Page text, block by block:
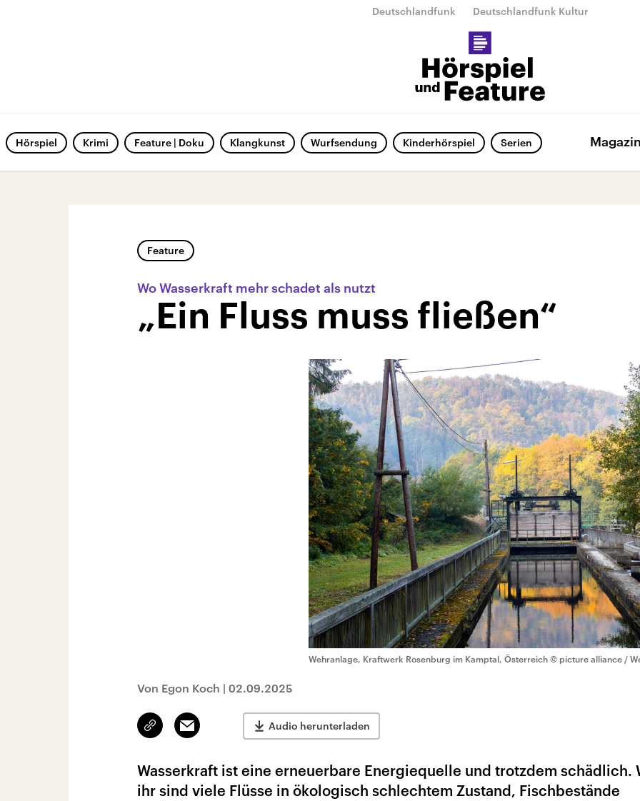
Deutschlandfunk Deutschlandfunk Kultur
Hörspiel Krimi Feature | Doku Klangkunst Wurfsendung Kinderhörspiel Serien Magazin
Feature
Wo Wasserkraft mehr schadet als nutzt
„Ein Fluss muss fließen“
Wehranlage, Kraftwerk Rosenburg im Kamptal, Österreich © picture alliance /
Von Egon Koch | 02.09.2025
Link
kopieren/teilen
Email Audio herunterladen
Wasserkraft ist eine erneuerbare Energiequelle und trotzdem schädlich.
ihr sind viele Flüsse in ökologisch schlechtem Zustand, Fischbestände